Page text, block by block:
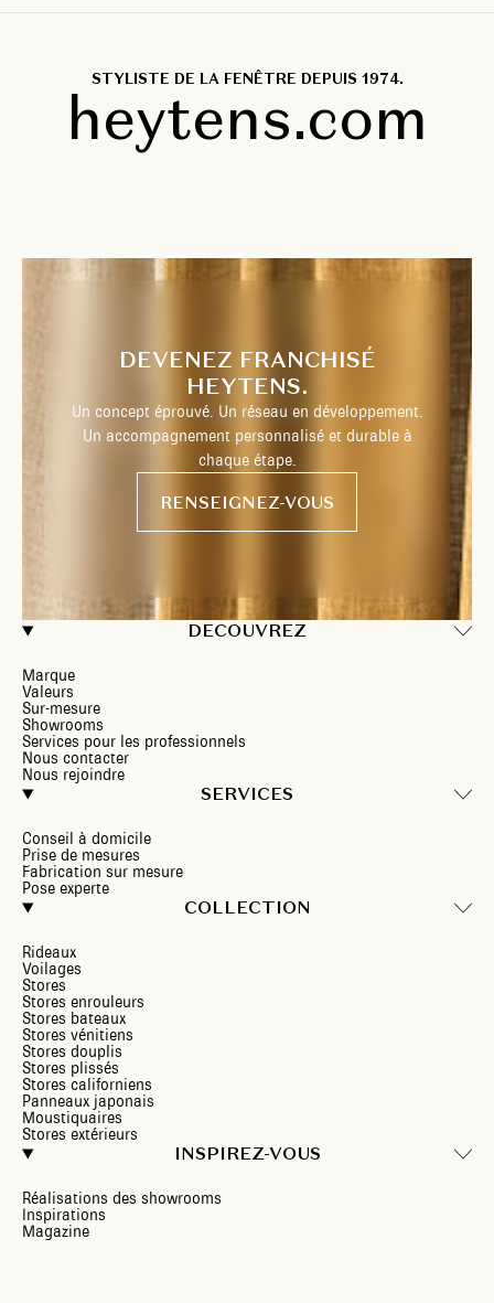
STYLISTE DE LA FENÊTRE DEPUIS 1974.
heytens.com
DECOUVREZ
Marque
Valeurs
Sur-mesure
Showrooms
Services pour les professionnels
Nous contacter
Nous rejoindre
SERVICES
Conseil à domicile
Prise de mesures
Fabrication sur mesure
Pose experte
COLLECTION
Rideaux
Voilages
Stores
Stores enrouleurs
Stores bateaux
Stores vénitiens
Stores douplis
Stores plissés
Stores californiens
Panneaux japonais
Moustiquaires
Stores extérieurs
INSPIREZ-VOUS
Réalisations des showrooms
Inspirations
Magazine
DEVENEZ FRANCHISÉ
HEYTENS.
Un concept éprouvé. Un réseau en développement.
Un accompagnement personnalisé et durable à
chaque étape.
RENSEIGNEZ-VOUS